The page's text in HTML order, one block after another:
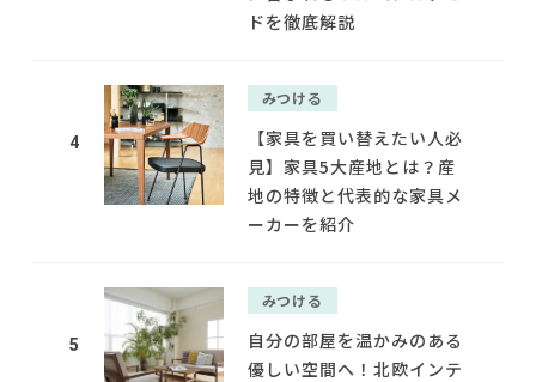
ドを徹底解説
4
みつける
【家具を買い替えたい人必
見】家具5大産地とは？産
地の特徴と代表的な家具メ
ーカーを紹介
5
みつける
自分の部屋を温かみのある
優しい空間へ！北欧インテ